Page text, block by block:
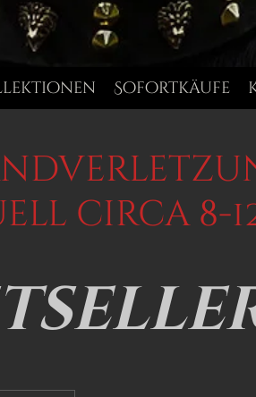
Sofortkäufe
circa 8-